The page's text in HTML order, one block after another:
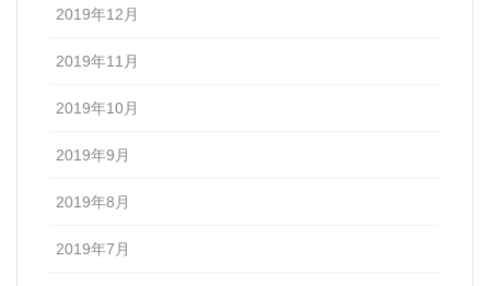
2019年12月
2019年11月
2019年10月
2019年9月
2019年8月
2019年7月